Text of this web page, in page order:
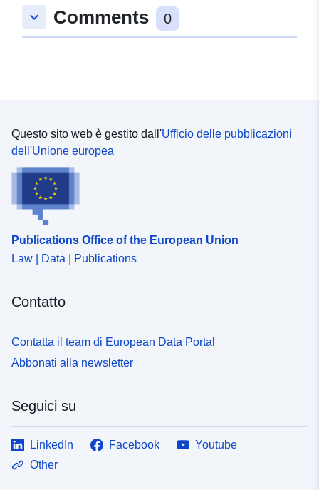
keyboard_arrow_down Comments 0
Questo sito web è gestito dall'Ufficio delle pubblicazioni
dell'Unione europea
Publications Office of the European Union
Law | Data | Publications
Contatto
Contatta il team di European Data Portal
Abbonati alla newsletter
Seguici su
LinkedIn Facebook
Youtube
Other